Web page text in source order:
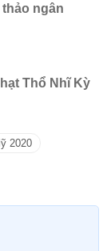
ngân
Thổ Nhĩ Kỳ
2020